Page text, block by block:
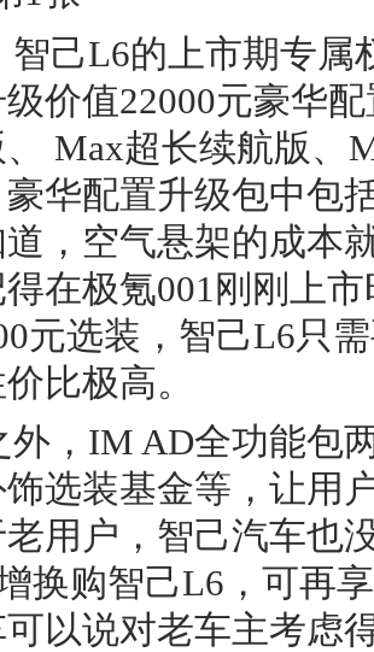
智己L6的上市期专属
价值22000元豪华
Max超长续航版、
华配置升级包中包
，空气悬架的成本
在极氪001刚刚上
元选装，智己L6只
比极高。
外，IM AD全功能包
选装基金等，让用
用户，智己汽车也
换购智己L6，可再
以说对老车主考虑